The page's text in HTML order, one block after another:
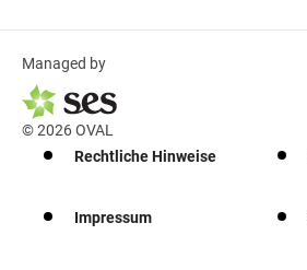
Managed by
© 2026 OVAL
Rechtliche Hinweise
Impressum